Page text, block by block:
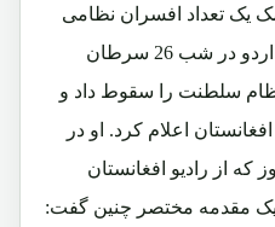
یک تعداد افسران نظامی
بیشتر از کدر متوسط و پایان اردو در شب 26 سرطان
نظام سلطنت را سقوط داد و
اعلام کرد. او در
که از رادیو افغانستان
یک مقدمه مختصر چنین گفت: